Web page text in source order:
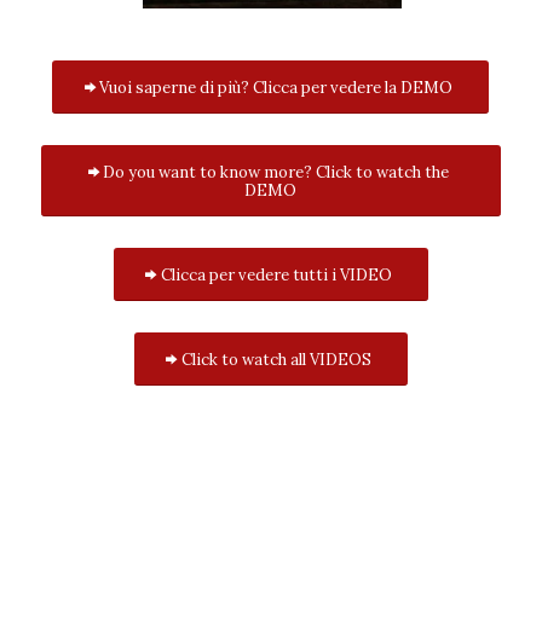
Vuoi saperne di più? Clicca per vedere la DEMO
Do you want to know more? Click to watch the
DEMO
Clicca per vedere tutti i VIDEO
Click to watch all VIDEOS